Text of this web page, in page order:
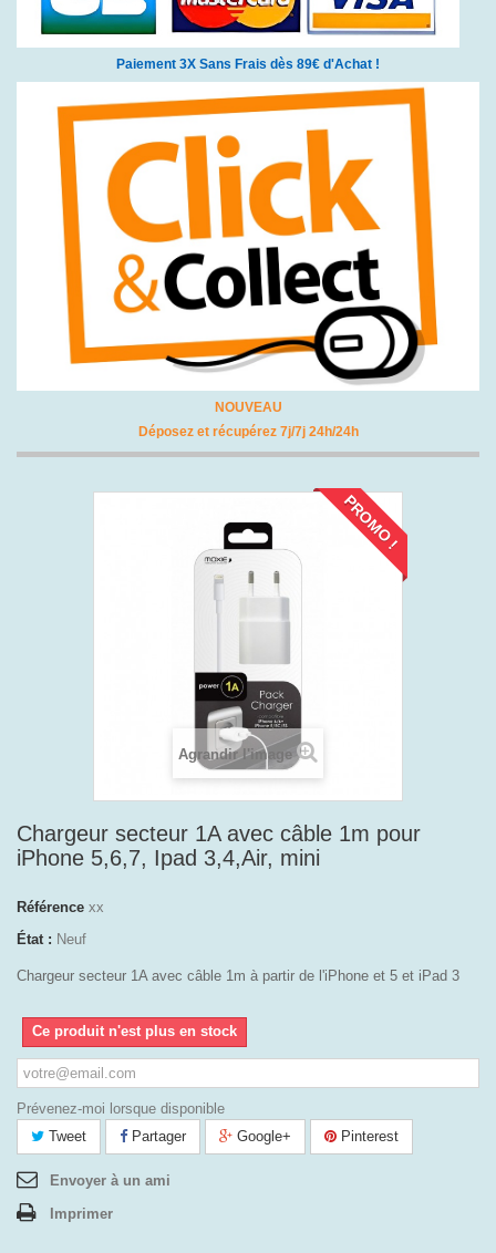
Paiement 3X Sans Frais dès 89€ d'Achat !
NOUVEAU
Déposez et récupérez 7j/7j 24h/24h
PROMO !
Agrandir l'image
Chargeur secteur 1A avec câble 1m pour
iPhone 5,6,7, Ipad 3,4,Air, mini
Référence xx
État : Neuf
Chargeur secteur 1A avec câble 1m à partir de l'iPhone et 5 et iPad 3
Ce produit n'est plus en stock
Prévenez-moi lorsque disponible
Tweet
Partager Google+ Pinterest
Envoyer à un ami
Imprimer